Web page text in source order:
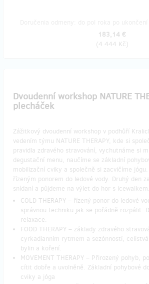
183,14 €
(4 444 Kč)
Dvoudenní workshop NATURE
plecháček
Zážitkový dvoudenní workshop v podhůří
vedením týmu NATURE THERAPY, kde si
pravidla zdravého stravování, vychutnáme si
degustační menu, naučíme se základní
mobilizační cviky a společně si zacvičíme
řízeným ponorem do ledové vody. Druhý den
snídaní a půjdeme na výlet do hor s
COLD THERAPY – řízený ponor do ledové
správnou techniku jak se pořádně rozpálit.
relaxace.
FOOD THERAPY – základy zdravého
cyrkadianním rytmem a sezónností,
bylin a koření.
MOVEMENT THERAPY – Přirozený pohyb,
cítit dobře a uvolněně. Základní pohybové
cviky a jóga